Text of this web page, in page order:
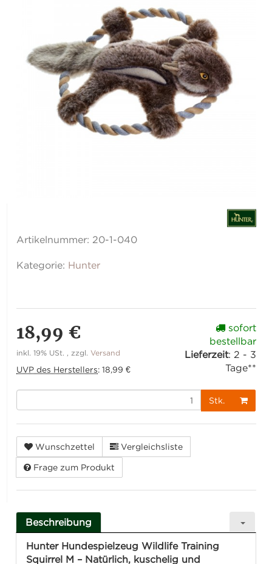
Artikelnummer: 20-1-040
Kategorie: Hunter
18,99 €
inkl. 19% USt. , zzgl.Versand
UVP des Herstellers:18,99 €
sofort
bestellbar
Lieferzeit: 2 - 3
Tage**
Stk.
Wunschzettel Vergleichsliste
Frage zum Produkt
Beschreibung
Hunter Hundespielzeug Wildlife Training
Squirrel M – Natürlich, kuschelig und